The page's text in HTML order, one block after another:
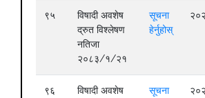
९५
विषादी अवशेष
द्रुत विश्लेषण
नतिजा
२०८३/१/२१
सूचना
हेर्नुहोस्
९६
विषादी अवशेष
सूचना